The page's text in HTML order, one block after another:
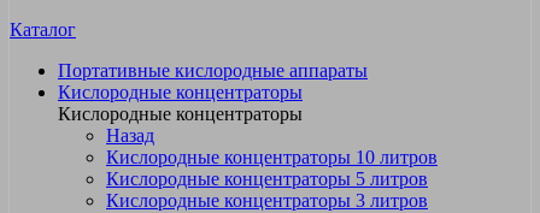
Каталог
Портативные кислородные аппараты
Кислородные концентраторы
Кислородные концентраторы
Назад
Кислородные концентраторы 10 литров
Кислородные концентраторы 5 литров
Кислородные концентраторы 3 литров